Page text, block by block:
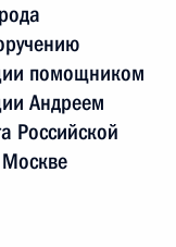
помощником
Андреем
Российской